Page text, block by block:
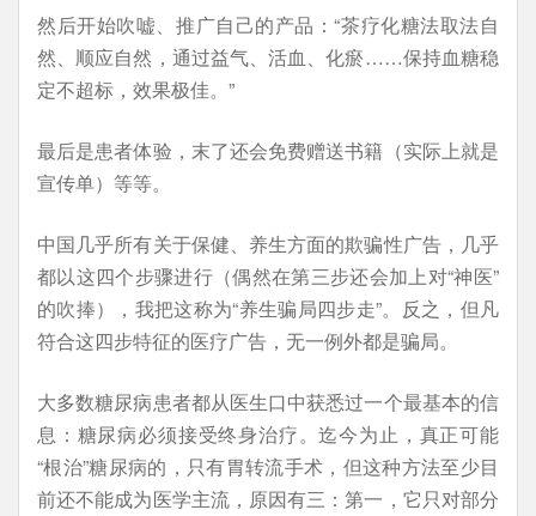
然后开始吹嘘、推广自己的产品：“茶疗化糖法取法自
然、顺应自然，通过益气、活血、化瘀……保持血糖稳
定不超标，效果极佳。”
最后是患者体验，末了还会免费赠送书籍（实际上就是
宣传单）等等。
中国几乎所有关于保健、养生方面的欺骗性广告，几乎
都以这四个步骤进行（偶然在第三步还会加上对“神医”
的吹捧），我把这称为“养生骗局四步走”。反之，但凡
符合这四步特征的医疗广告，无一例外都是骗局。
大多数糖尿病患者都从医生口中获悉过一个最基本的信
息：糖尿病必须接受终身治疗。迄今为止，真正可能
“根治”糖尿病的，只有胃转流手术，但这种方法至少目
前还不能成为医学主流，原因有三：第一，它只对部分